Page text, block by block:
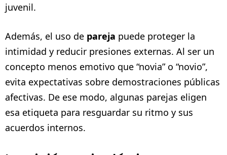
juvenil.
Además, el uso de pareja puede proteger la
intimidad y reducir presiones externas. Al ser un
concepto menos emotivo que “novia” o “novio”,
evita expectativas sobre demostraciones públicas
afectivas. De ese modo, algunas parejas eligen
esa etiqueta para resguardar su ritmo y sus
acuerdos internos.